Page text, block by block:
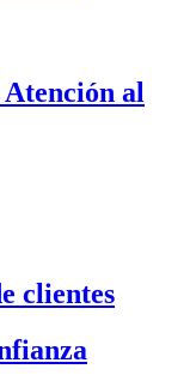
al
clientes